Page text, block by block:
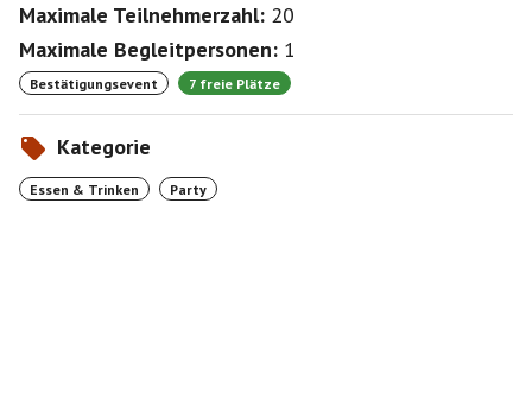
Maximale Teilnehmerzahl: 20
Maximale Begleitpersonen: 1
Bestätigungsevent 7 freie Plätze
Kategorie
Essen & Trinken Party